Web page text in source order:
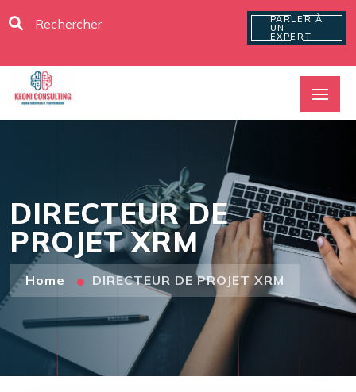
PARLER À
UN
EXPERT
DIRECTEUR DE
PROJET XRM
Home DIRECTEUR DE PROJET XRM